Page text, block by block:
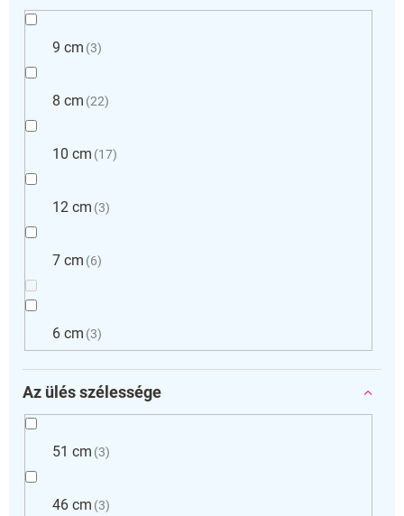
9 cm 3
8 cm 22
10 cm 17
12 cm 3
7 cm 6
6 cm 3
Az ülés szélessége
51 cm 3
46 cm 3